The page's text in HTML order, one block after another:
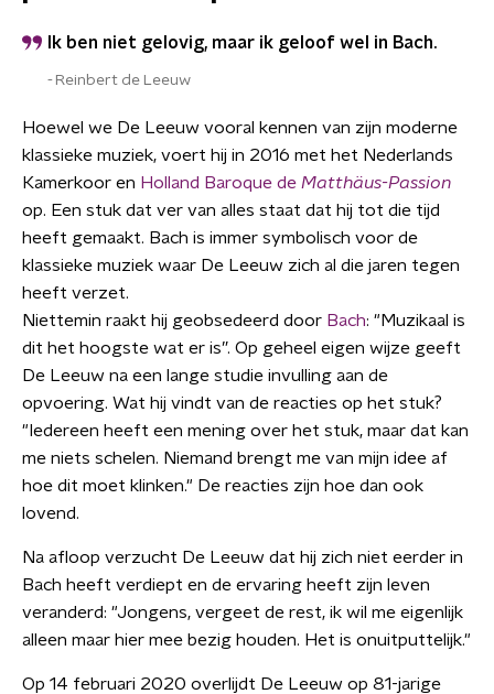
Ik ben niet gelovig, maar ik geloof wel in Bach.
Reinbert de Leeuw
Hoewel we De Leeuw vooral kennen van zijn moderne
klassieke muziek, voert hij in 2016 met het Nederlands
Kamerkoor en Holland Baroque de Matthäus-Passion
op. Een stuk dat ver van alles staat dat hij tot die tijd
heeft gemaakt. Bach is immer symbolisch voor de
klassieke muziek waar De Leeuw zich al die jaren tegen
heeft verzet.
Niettemin raakt hij geobsedeerd door Bach: "Muzikaal is
dit het hoogste wat er is”. Op geheel eigen wijze geeft
De Leeuw na een lange studie invulling aan de
opvoering. Wat hij vindt van de reacties op het stuk?
"Iedereen heeft een mening over het stuk, maar dat kan
me niets schelen. Niemand brengt me van mijn idee af
hoe dit moet klinken." De reacties zijn hoe dan ook
lovend.
Na afloop verzucht De Leeuw dat hij zich niet eerder in
Bach heeft verdiept en de ervaring heeft zijn leven
veranderd: "Jongens, vergeet de rest, ik wil me eigenlijk
alleen maar hier mee bezig houden. Het is onuitputtelijk."
Op 14 februari 2020 overlijdt De Leeuw op 81-jarige